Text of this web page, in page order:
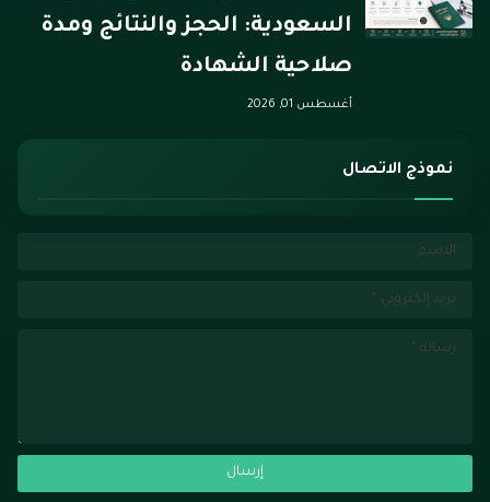
السعودية: الحجز والنتائج ومدة
صلاحية الشهادة
أغسطس 01, 2026
نموذج الاتصال